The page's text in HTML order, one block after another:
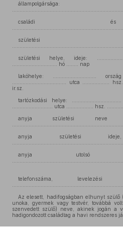
állampolgársága:
családi és
születési helye, ideje:
.............................. hó ........ nap
lakóhelye: .............................
.................................... utca ..................
ir.sz.
tartózkodási helye:
........................... utca .................. hsz.
anyja születési neve
anyja születési
anyja utolsó
telefonszáma,
Az elesett, hadifogságban elhunyt szülő
unoka, gyermek vagy testvér, továbbá
szenvedett szülő) neve, akinek jogán a
hadigondozott családtag a havi rendszeres